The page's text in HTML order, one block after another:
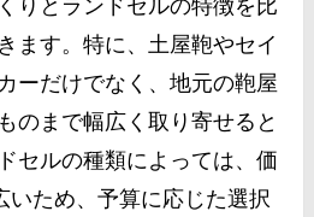
りとランドセルの特徴を比
ます。特に、土屋鞄やセイ
ーだけでなく、地元の鞄屋
のまで幅広く取り寄せると
セルの種類によっては、価
いため、予算に応じた選択